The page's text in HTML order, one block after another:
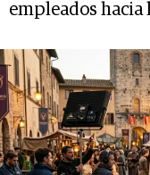
empleados hacia